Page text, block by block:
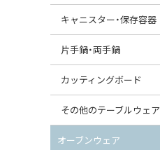
すべて見る
丸皿
スープ皿
中鉢（16〜21cm）
丸鉢・どんぶり・ボウル
茶碗
りんごポット
りんごポット小
キャニスター・保存容器
キャニスター
つぼ
片手鍋・両手鍋
ソースパン（片手鍋）
スープチュリーン
カッティングボード
角型カッティングボード
丸型カッティングボード
その他のテーブルウェア
調味料入れ
オーブンウェア